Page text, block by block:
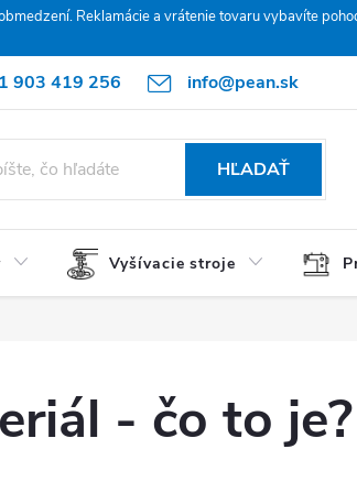
Reklamácie a vrátenie tovaru vybavíte
903 419 256 info@pean.sk
Podmienky ochrany osobných údajov O nás
HĽADAŤ
Vyšívacie stroje
- čo to je?